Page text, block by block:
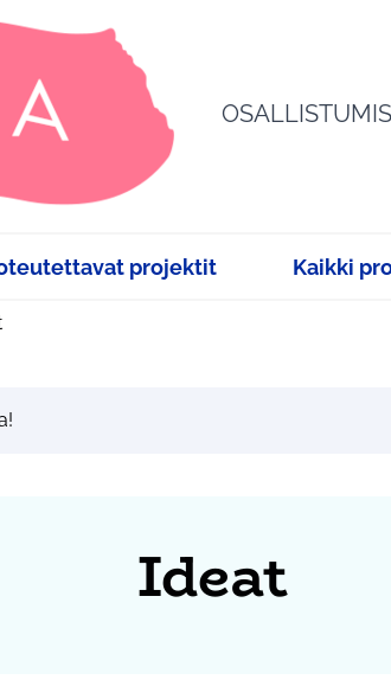
projektit Kaikki
Ideat